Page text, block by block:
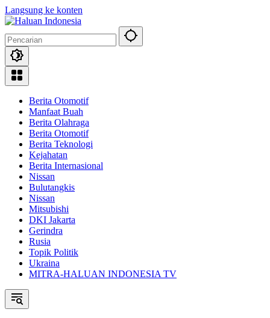
Langsung ke konten
Berita Otomotif
Manfaat Buah
Berita Olahraga
Berita Otomotif
Berita Teknologi
Kejahatan
Berita Internasional
Nissan
Bulutangkis
Nissan
Mitsubishi
DKI Jakarta
Gerindra
Rusia
Topik Politik
Ukraina
MITRA-HALUAN INDONESIA TV